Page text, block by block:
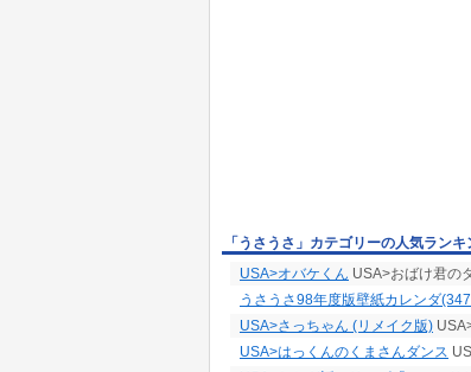
「うさうさ」カテゴリーの人気ランキ
USA>オバケくん USA>おばけ君の
うさうさ98年度版壁紙カレンダ
USA>さっちゃん (リメイク版)
USA>はっくんのくまさんダンス